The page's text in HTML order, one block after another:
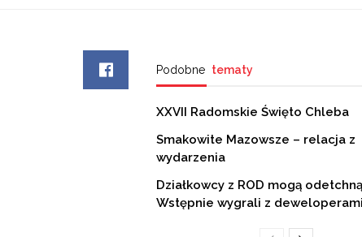
Podobne tematy
XXVII Radomskie Święto Chleba
Smakowite Mazowsze – relacja z
wydarzenia
Działkowcy z ROD mogą
Wstępnie wygrali z deweloperami